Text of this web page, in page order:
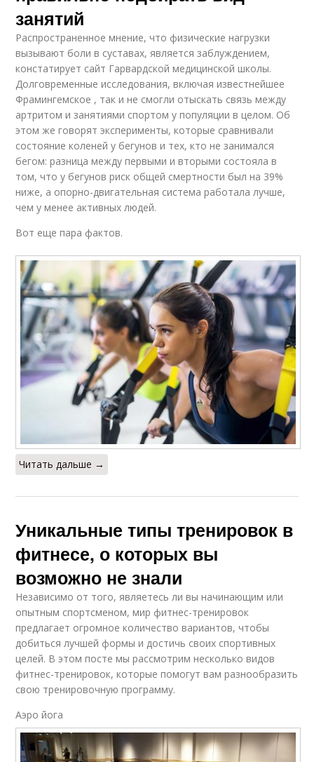
занятий
Распространенное мнение, что физические нагрузки
вызывают боли в суставах, является заблуждением,
констатирует сайт Гарвардской медицинской школы.
Долговременные исследования, включая известнейшее
Фрамингемское , так и не смогли отыскать связь между
артритом и занятиями спортом у популяции в целом. Об
этом же говорят эксперименты, которые сравнивали
состояние коленей у бегунов и тех, кто не занимался
бегом: разница между первыми и вторыми состояла в
том, что у бегунов риск общей смертности был на 39%
ниже, а опорно-двигательная система работала лучше,
чем у менее активных людей.
Вот еще пара фактов.
Читать дальше →
Уникальные типы тренировок в
фитнесе, о которых вы
возможно не знали
Независимо от того, являетесь ли вы начинающим или
опытным спортсменом, мир фитнес-тренировок
предлагает огромное количество вариантов, чтобы
добиться лучшей формы и достичь своих спортивных
целей. В этом посте мы рассмотрим несколько видов
фитнес-тренировок, которые помогут вам разнообразить
свою тренировочную программу.
Аэро йога